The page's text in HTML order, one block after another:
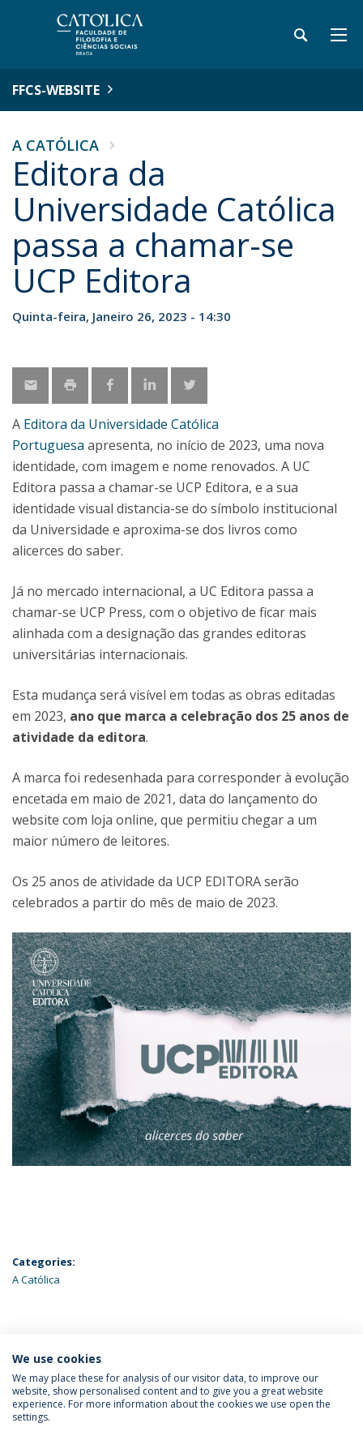
FFCS-WEBSITE
A CATÓLICA
Editora da
Universidade Católica
passa a chamar-se
UCP Editora
Quinta-feira, Janeiro 26, 2023 - 14:30
A Editora da Universidade Católica
Portuguesa apresenta, no início de 2023, uma nova
identidade, com imagem e nome renovados. A UC
Editora passa a chamar-se UCP Editora, e a sua
identidade visual distancia-se do símbolo institucional
da Universidade e aproxima-se dos livros como
alicerces do saber.
Já no mercado internacional, a UC Editora passa a
chamar-se UCP Press, com o objetivo de ficar mais
alinhada com a designação das grandes editoras
universitárias internacionais.
Esta mudança será visível em todas as obras editadas
em 2023, ano que marca a celebração dos 25 anos de
atividade da editora.
A marca foi redesenhada para corresponder à evolução
encetada em maio de 2021, data do lançamento do
website com loja online, que permitiu chegar a um
maior número de leitores.
Os 25 anos de atividade da UCP EDITORA serão
celebrados a partir do mês de maio de 2023.
Categories:
A Católica
ÚLTIMAS NOTÍCIAS
Política de Privacidade
Termos & Condições
We use cookies
We may place these for analysis of our visitor data, to improve our
website, show personalised content and to give you a great website
experience. For more information about the cookies we use open the
settings.